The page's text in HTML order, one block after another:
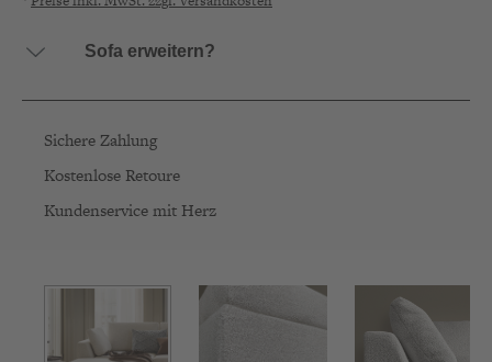
Sofa erweitern?
DABRERA Creme Kissen 79,00 € *
Seitenlehnenkissen
Sichere Zahlung
Kostenlose Retoure
Kundenservice mit Herz